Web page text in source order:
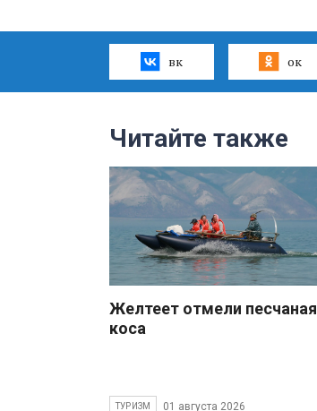
вк ок
Читайте также
Желтеет отмели песчаная
коса
ТУРИЗМ 01 августа 2026